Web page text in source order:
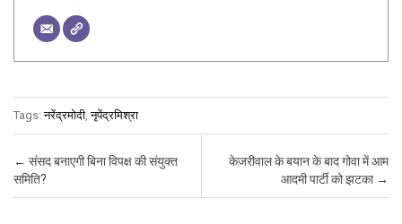
Tags:नरेंद्रमोदी ,नृपेंद्रमिश्रा
Post navigation
← संसद बनाएगी बिना विपक्ष की संयुक्त
समिति?
केजरीवाल के बयान के बाद गोवा में आम
आदमी पार्टी को झटका →